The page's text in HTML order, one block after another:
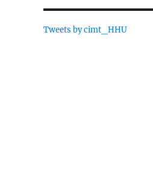
Tweets by cimt_HHU